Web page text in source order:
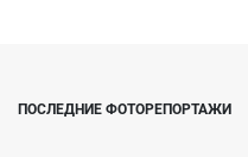
ПОСЛЕДНИЕ ФОТОРЕПОРТАЖИ